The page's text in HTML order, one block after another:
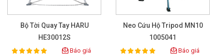
Bộ Tời Quay Tay HARU
HE30012S
Rating:
100% Báo giá
Neo Cứu Hộ Tripod MN10
1005041
Rating:
100% Báo giá